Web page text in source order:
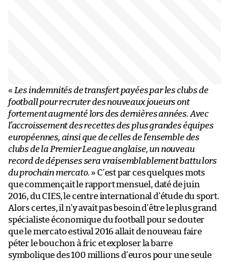
« Les indemnités de transfert payées par les clubs de
football pour recruter des nouveaux joueurs ont
fortement augmenté lors des dernières années. Avec
l’accroissement des recettes des plus grandes équipes
européennes, ainsi que de celles de l’ensemble des
clubs de la Premier League anglaise, un nouveau
record de dépenses sera vraisemblablement battu lors
du prochain mercato. » C’est par ces quelques mots
que commençait le rapport mensuel, daté de juin
2016, du CIES, le centre international d’étude du sport.
Alors certes, il n’y avait pas besoin d’être le plus grand
spécialiste économique du football pour se douter
que le mercato estival 2016 allait de nouveau faire
péter le bouchon à fric et exploser la barre
symbolique des 100 millions d’euros pour une seule